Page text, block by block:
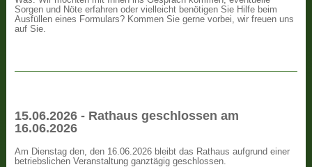
Sorgen und Nöte erfahren oder vielleicht benötigen Sie Hilfe beim
Ausfüllen eines Formulars? Kommen Sie gerne vorbei, wir freuen uns
auf Sie.
15.06.2026 - Rathaus geschlossen am
16.06.2026
Am Dienstag den, den 16.06.2026 bleibt das Rathaus aufgrund einer
betriebslichen Veranstaltung ganztägig geschlossen.